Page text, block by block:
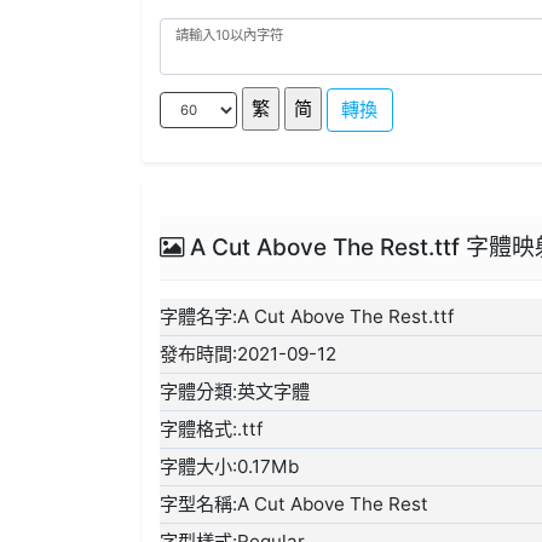
轉換
A Cut Above The Rest.ttf 字體映
字體名字:A Cut Above The Rest.ttf
發布時間:2021-09-12
字體分類:英文字體
字體格式:.ttf
字體大小:0.17Mb
字型名稱:A Cut Above The Rest